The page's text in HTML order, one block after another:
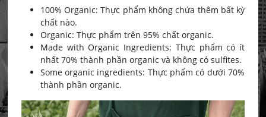
100% Organic: Thực phẩm không chứa thêm bất kỳ
chất nào.
Organic: Thực phẩm trên 95% chất organic.
Made with Organic Ingredients: Thực phẩm có ít
nhất 70% thành phần organic và không có sulfites.
Some organic ingredients: Thực phẩm có dưới 70%
thành phần organic.